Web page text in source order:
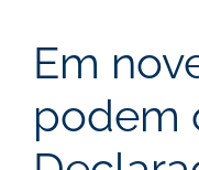
Em
podem